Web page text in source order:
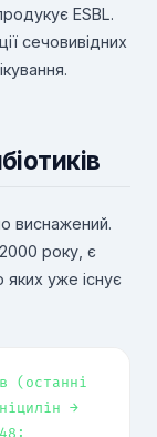
ESBL.
сечовивідних
виснажений.
2000 року, є
яких уже існує
(останні
→